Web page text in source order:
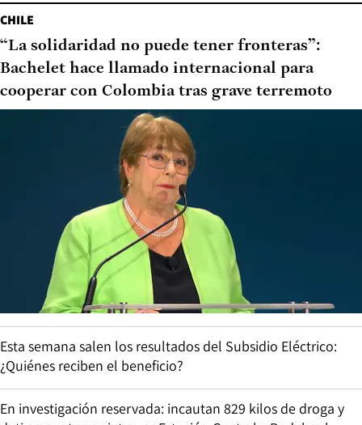
CHILE
“La solidaridad no puede tener fronteras”:
Bachelet hace llamado internacional para
cooperar con Colombia tras grave terremoto
Esta semana salen los resultados del Subsidio Eléctrico:
¿Quiénes reciben el beneficio?
En investigación reservada: incautan 829 kilos de droga y